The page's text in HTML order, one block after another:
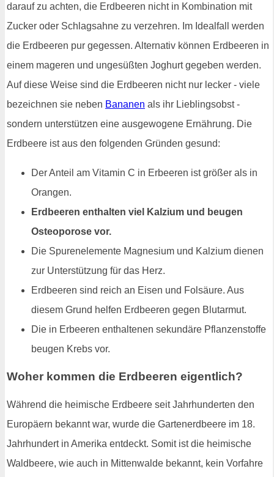
darauf zu achten, die Erdbeeren nicht in Kombination mit
Zucker oder Schlagsahne zu verzehren. Im Idealfall werden
die Erdbeeren pur gegessen. Alternativ können Erdbeeren in
einem mageren und ungesüßten Joghurt gegeben werden.
Auf diese Weise sind die Erdbeeren nicht nur lecker - viele
bezeichnen sie neben Bananen als ihr Lieblingsobst -
sondern unterstützen eine ausgewogene Ernährung. Die
Erdbeere ist aus den folgenden Gründen gesund:
Der Anteil am Vitamin C in Erbeeren ist größer als in
Orangen.
Erdbeeren enthalten viel Kalzium und beugen
Osteoporose vor.
Die Spurenelemente Magnesium und Kalzium dienen
zur Unterstützung für das Herz.
Erdbeeren sind reich an Eisen und Folsäure. Aus
diesem Grund helfen Erdbeeren gegen Blutarmut.
Die in Erbeeren enthaltenen sekundäre Pflanzenstoffe
beugen Krebs vor.
Woher kommen die Erdbeeren eigentlich?
Während die heimische Erdbeere seit Jahrhunderten den
Europäern bekannt war, wurde die Gartenerdbeere im 18.
Jahrhundert in Amerika entdeckt. Somit ist die heimische
Waldbeere, wie auch in Mittenwalde bekannt, kein Vorfahre